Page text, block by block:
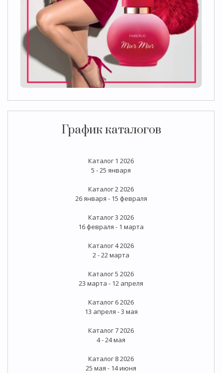
График каталогов
Каталог 1 2026
5 - 25 января
Каталог 2 2026
26 января - 15 февраля
Каталог 3 2026
16 февраля - 1 марта
Каталог 4 2026
2 - 22 марта
Каталог 5 2026
23 марта - 12 апреля
Каталог 6 2026
13 апреля - 3 мая
Каталог 7 2026
4 - 24 мая
Каталог 8 2026
25 мая - 14 июня